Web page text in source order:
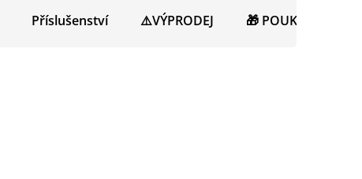
KOŠÍK
Příslušenství ⚠️VÝPRODEJ 🎁 POUKAZY